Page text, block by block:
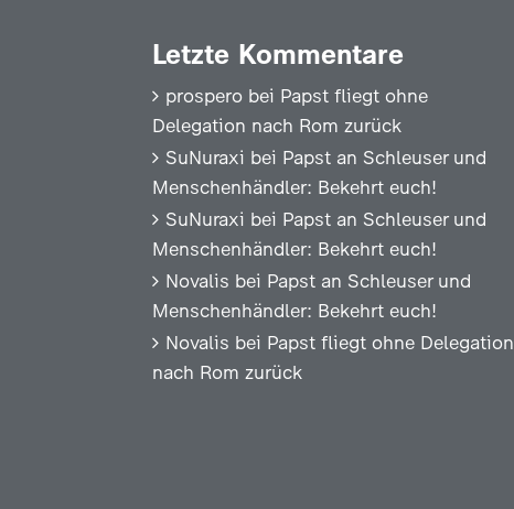
Letzte Kommentare
prospero bei Papst fliegt ohne
Delegation nach Rom zurück
SuNuraxi bei Papst an Schleuser und
Menschenhändler: Bekehrt euch!
SuNuraxi bei Papst an Schleuser und
Menschenhändler: Bekehrt euch!
Novalis bei Papst an Schleuser und
Menschenhändler: Bekehrt euch!
Novalis bei Papst fliegt ohne Delegation
nach Rom zurück